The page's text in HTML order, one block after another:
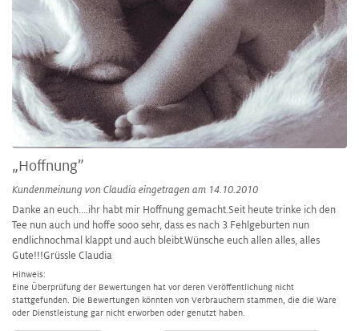
„Hoffnung”
Kundenmeinung von Claudia eingetragen am 14.10.2010
Danke an euch....ihr habt mir Hoffnung gemacht.Seit heute trinke ich den
Tee nun auch und hoffe sooo sehr, dass es nach 3 Fehlgeburten nun
endlichnochmal klappt und auch bleibt.Wünsche euch allen alles, alles
Gute!!!Grüssle Claudia
Hinweis:
Eine Überprüfung der Bewertungen hat vor deren Veröffentlichung nicht
stattgefunden. Die Bewertungen könnten von Verbrauchern stammen, die die Ware
oder Dienstleistung gar nicht erworben oder genutzt haben.